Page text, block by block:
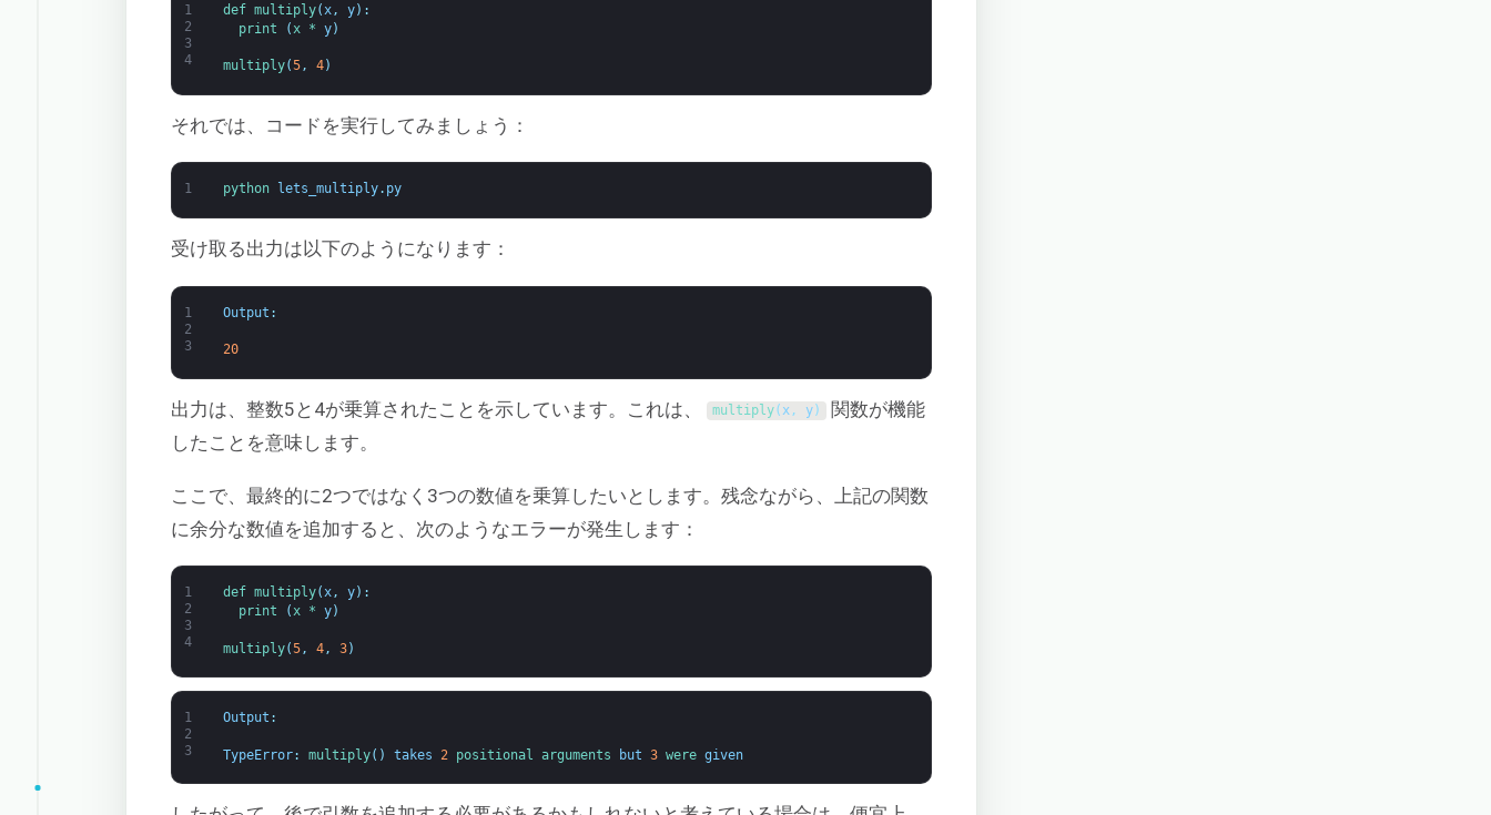
1
2
3
4
def multiply(x, y) :
print
( x * y)
multiply(5, 4)
それでは、コードを実行してみましょう：
1 python lets_multiply. py
受け取る出力は以下のようになります：
1
2
3
Output :
20
出力は、整数5と4が乗算されたことを示しています。これは、 multiply(x , y) 関数が機能
したことを意味します。
ここで、最終的に2つではなく3つの数値を乗算したいとします。残念ながら、上記の関数
に余分な数値を追加すると、次のようなエラーが発生します：
1
2
3
4
def multiply(x, y) :
print
(x * y)
multiply(5, 4, 3)
1
2
3
Output :
TypeError: multiply( ) takes 2 positional arguments but 3 were given